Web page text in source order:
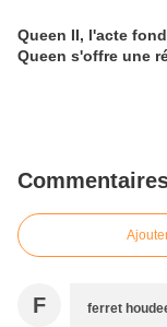
Queen II, l'acte
Queen s'offre une
F ferret